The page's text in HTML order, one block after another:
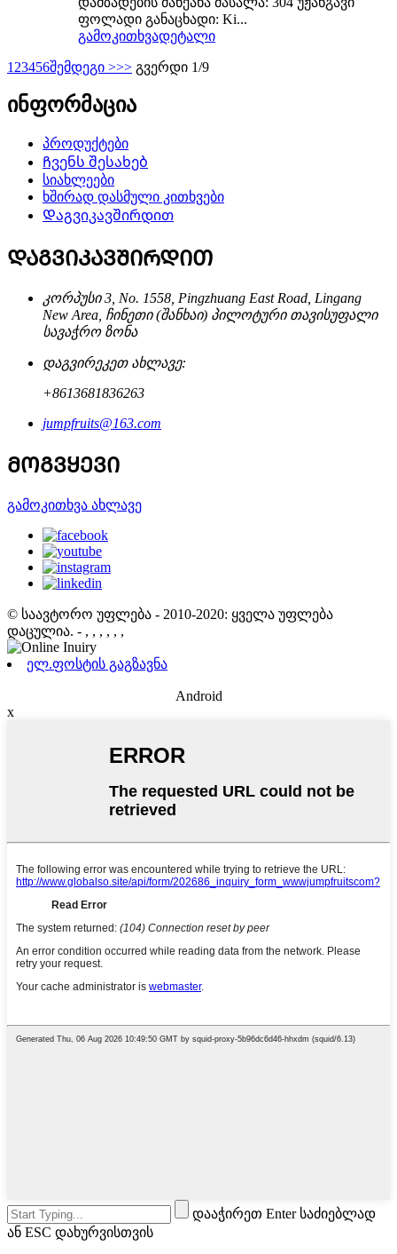
ფოლადი განაცხადი: Ki...
გამოკითხვადეტალი
1 23456შემდეგი >>> გვერდი 1/9
ინფორმაცია
პროდუქტები
Ჩვენს შესახებ
სიახლეები
ხშირად დასმული კითხვები
Დაგვიკავშირდით
ᲓᲐᲒᲕᲘᲙᲐᲕᲨᲘᲠᲓᲘᲗ
კორპუსი 3, No. 1558, Pingzhuang East Road, Lingang
New Area, ჩინეთი (შანხაი) პილოტური თავისუფალი
სავაჭრო ზონა
დაგვირეკეთ ახლავე:
+8613681836263
jumpfruits@163.com
ᲛᲝᲒᲕᲧᲔᲕᲘ
გამოკითხვა ახლავე
© საავტორო უფლება - 2010-2020: ყველა უფლება
დაცულია. - , , , , , ,
ელ.ფოსტის გაგზავნა
Android
x
დააჭირეთ Enter საძიებლად
ან ESC დახურვისთვის